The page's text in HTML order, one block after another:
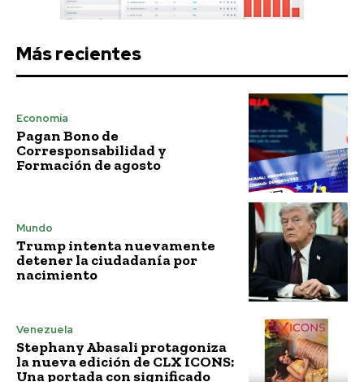
Más recientes
Economía
Pagan Bono de
Corresponsabilidad y
Formación de agosto
Mundo
Trump intenta nuevamente
detener la ciudadanía por
nacimiento
Venezuela
Stephany Abasali protagoniza
la nueva edición de CLX ICONS:
Una portada con significado